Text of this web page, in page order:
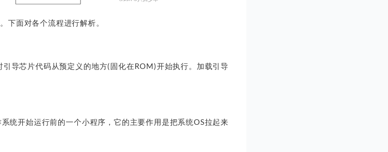
下面对各个流程进行解析。
导芯片代码从预定义的地方(固化在ROM)开始执行。加载引导
统开始运行前的一个小程序，它的主要作用是把系统OS拉起来